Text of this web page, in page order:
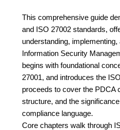
This comprehensive guide
and ISO 27002 standards,
understanding,
Information Security
begins with foundational
27001, and introduces the
proceeds to cover the PDCA
structure, and the
compliance language.
Core chapters walk through